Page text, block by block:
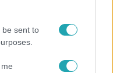
be sent to
koncertjét, a
a születésnapján